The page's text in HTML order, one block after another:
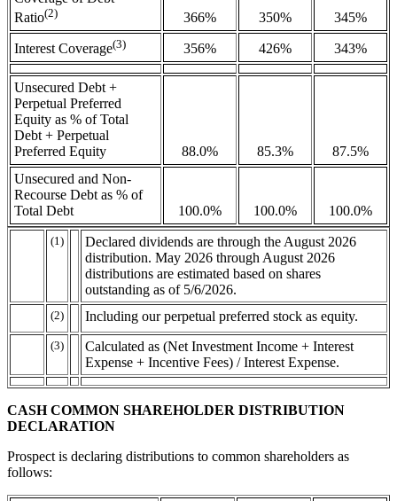
Ratio(2) 366% 350% 345%
Interest Coverage(3) 356% 426% 343%
Unsecured Debt +
Perpetual Preferred
Equity as % of Total
Debt + Perpetual
Preferred Equity
88.0% 85.3%
87.5%
Unsecured and Non-
Recourse Debt as % of
Total Debt
100.0% 100.0% 100.0%
(1)
Declared dividends are through the August 2026
distribution. May 2026 through August 2026
distributions are estimated based on shares
outstanding as of 5/6/2026.
(2) Including our perpetual preferred stock as equity.
(3)
Calculated as (Net Investment Income + Interest
Expense + Incentive Fees) / Interest Expense.
CASH COMMON SHAREHOLDER DISTRIBUTION
DECLARATION
Prospect is declaring distributions to common shareholders as
follows: